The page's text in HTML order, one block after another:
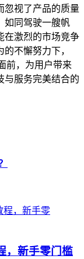
忽视了产品的质量
如同驾驶一艘帆
在激烈的市场竞争
不懈努力下，
前，为用户带来
与服务完美结合的
，新手零门槛